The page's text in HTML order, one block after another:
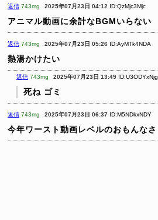
返信 743mg 2025年07月23日 04:12 ID:QzMjc3Mjc
アニマル動画に余計なBGMいらない
返信 743mg 2025年07月23日 05:26 ID:AyMTk4NDA
熱湯かけたい
返信 743mg 2025年07月23日 13:49 ID:U3ODYxNjg
死ね ゴミ
返信 743mg 2025年07月23日 06:37 ID:M5NDkxNDY
今年ワースト動画レベルのおもんなさ